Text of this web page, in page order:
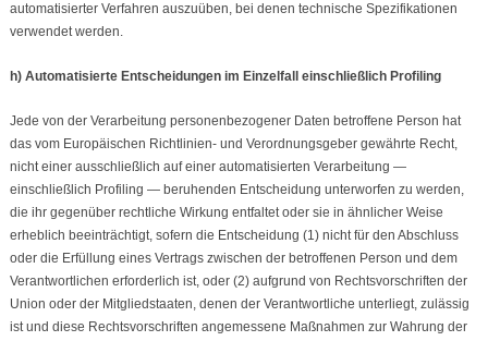
automatisierter Verfahren auszuüben, bei denen technische Spezifikationen
verwendet werden.
h) Automatisierte Entscheidungen im Einzelfall einschließlich Profiling
Jede von der Verarbeitung personenbezogener Daten betroffene Person hat
das vom Europäischen Richtlinien- und Verordnungsgeber gewährte Recht,
nicht einer ausschließlich auf einer automatisierten Verarbeitung —
einschließlich Profiling — beruhenden Entscheidung unterworfen zu werden,
die ihr gegenüber rechtliche Wirkung entfaltet oder sie in ähnlicher Weise
erheblich beeinträchtigt, sofern die Entscheidung (1) nicht für den Abschluss
oder die Erfüllung eines Vertrags zwischen der betroffenen Person und dem
Verantwortlichen erforderlich ist, oder (2) aufgrund von Rechtsvorschriften der
Union oder der Mitgliedstaaten, denen der Verantwortliche unterliegt, zulässig
ist und diese Rechtsvorschriften angemessene Maßnahmen zur Wahrung der